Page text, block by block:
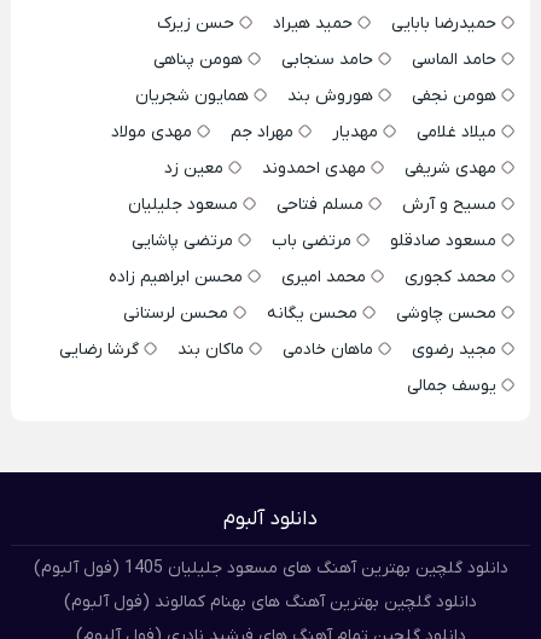
حمیدرضا بابایی
حمید هیراد
حسن زیرک
حامد الماسی
حامد سنجابی
هومن پناهی
هومن نجفی
هوروش بند
همایون شجریان
میلاد غلامی
مهدیار مهراد جم
مهدی مولاد
مهدی شریفی
مهدی احمدوند
معین زد
مسیح و آرش
مسلم فتاحی
مسعود جلیلیان
مسعود صادقلو
مرتضی باب
مرتضی پاشایی
محمد کجوری
محمد امیری
محسن ابراهیم زاده
محسن چاوشی
محسن یگانه
محسن لرستانی
مجید رضوی
ماهان خادمی ماکان بند
گرشا رضایی
یوسف جمالی
دانلود آلبوم
دانلود گلچین بهترین آهنگ های مسعود جلیلیان 1405 (فول آلبوم)
دانلود گلچین بهترین آهنگ های بهنام کمالوند (فول آلبوم)